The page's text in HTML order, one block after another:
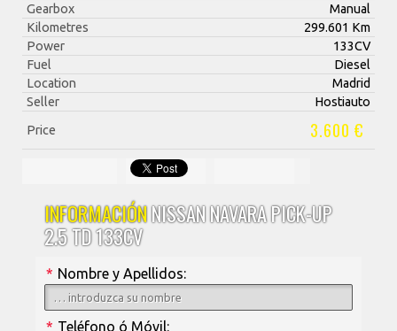
Gearbox
Manual
Kilometres
299.601 Km
Power
133CV
Fuel
Diesel
Location
Madrid
Seller
Hostiauto
Price
3.600 €
INFORMACIÓNNISSAN NAVARA PICK-UP
2.5 TD 133CV
Nombre y Apellidos:
*
Teléfono ó Móvil:
*